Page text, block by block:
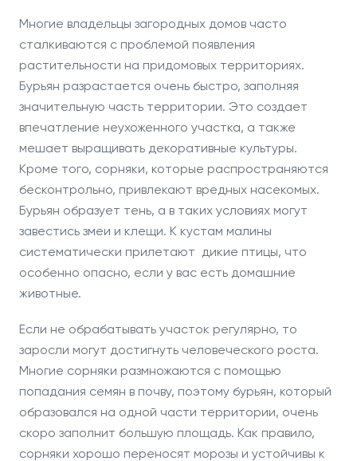
Многие владельцы загородных домов часто
сталкиваются с проблемой появления
растительности на придомовых территориях.
Бурьян разрастается очень быстро, заполняя
значительную часть территории. Это создает
впечатление неухоженного участка, а также
мешает выращивать декоративные культуры.
Кроме того, сорняки, которые распространяются
бесконтрольно, привлекают вредных насекомых.
Бурьян образует тень, а в таких условиях могут
завестись змеи и клещи. К кустам малины
систематически прилетают дикие птицы, что
особенно опасно, если у вас есть домашние
животные.
Если не обрабатывать участок регулярно, то
заросли могут достигнуть человеческого роста.
Многие сорняки размножаются с помощью
попадания семян в почву, поэтому бурьян, который
образовался на одной части территории, очень
скоро заполнит большую площадь. Как правило,
сорняки хорошо переносят морозы и устойчивы к